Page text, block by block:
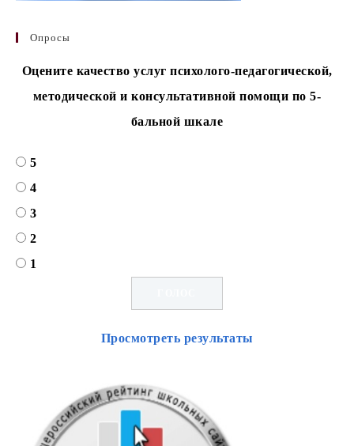
Опросы
Оцените качество услуг психолого-педагогической,
методической и консультативной помощи по 5-
бальной шкале
5
4
3
2
1
Просмотреть результаты